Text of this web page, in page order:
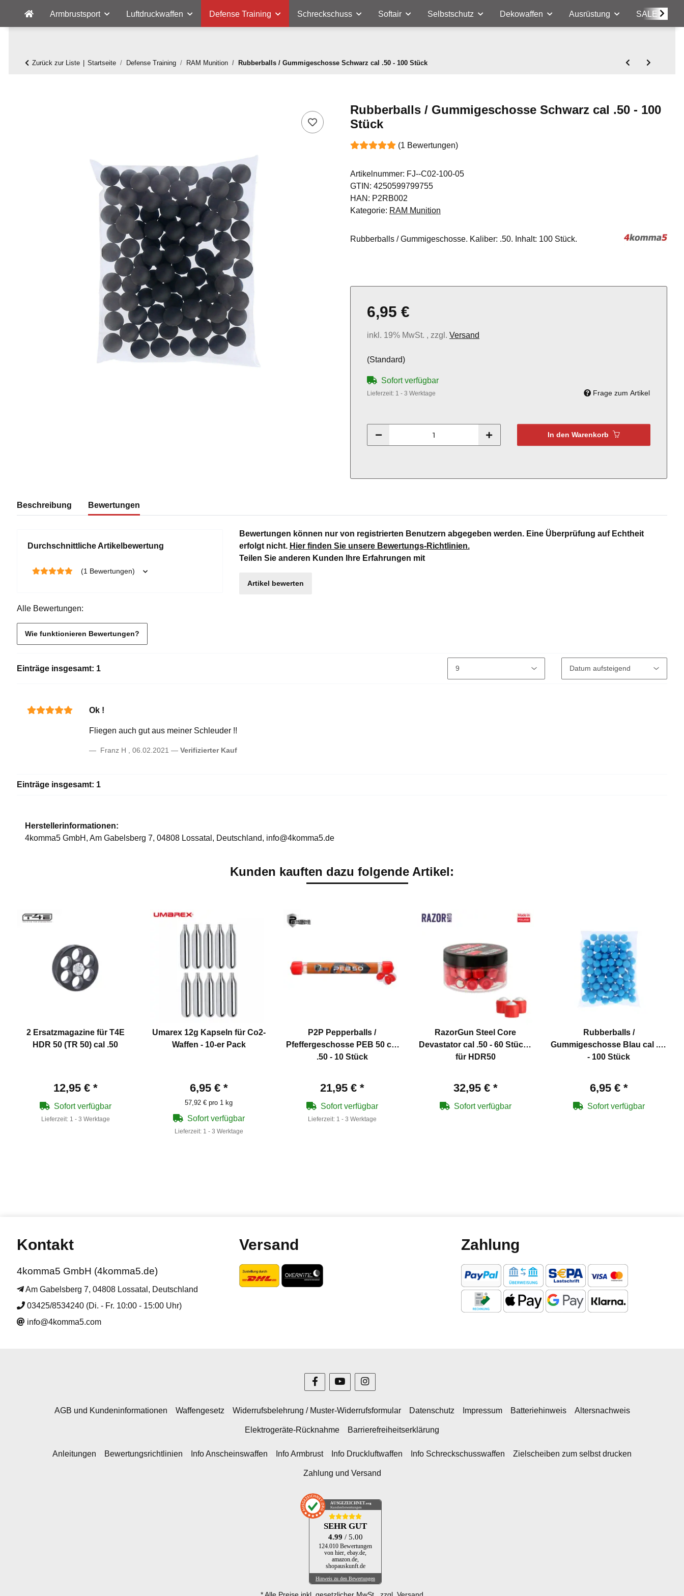
Armbrustsport Luftdruckwaffen Defense Training Schreckschuss Softair Selbstschutz Dekowaffen Ausrüstung SALE
Zurück zur Liste Startseite Defense Training RAM Munition Rubberballs / Gummigeschosse Schwarz cal .50 - 100 Stück
Rubberballs / Gummigeschosse Schwarz cal .50 - 100
Stück
(1 Bewertungen)
Artikelnummer: FJ--C02-100-05
GTIN: 4250599799755
HAN: P2RB002
Kategorie: RAM Munition
Rubberballs / Gummigeschosse. Kaliber: .50. Inhalt: 100 Stück.
6,95 €
inkl. 19% MwSt. , zzgl. Versand
(Standard)
Sofort verfügbar
Lieferzeit: 1 - 3 Werktage Frage zum Artikel
In den Warenkorb
Beschreibung Bewertungen
Durchschnittliche Artikelbewertung
(1 Bewertungen)
Bewertungen können nur von registrierten Benutzern abgegeben werden. Eine Überprüfung auf Echtheit
erfolgt nicht. Hier finden Sie unsere Bewertungs-Richtlinien.
Teilen Sie anderen Kunden Ihre Erfahrungen mit
Artikel bewerten
Alle Bewertungen:
Wie funktionieren Bewertungen?
Einträge insgesamt: 1
Ok !
Fliegen auch gut aus meiner Schleuder !!
Franz H 06.02.2021 Verifizierter Kauf
Einträge insgesamt: 1
Herstellerinformationen:
4komma5 GmbH, Am Gabelsberg 7, 04808 Lossatal, Deutschland, info@4komma5.de
Kunden kauften dazu folgende Artikel:
2 Ersatzmagazine für T4E
HDR 50 (TR 50) cal .50
12,95 € *
Sofort verfügbar
Lieferzeit: 1 - 3 Werktage
Umarex 12g Kapseln für Co2-
Waffen - 10-er Pack
6,95 € *
57,92 € pro 1 kg
Sofort verfügbar
Lieferzeit: 1 - 3 Werktage
P2P Pepperballs /
Pfeffergeschosse PEB 50 cal
.50 - 10 Stück
21,95 € *
Sofort verfügbar
Lieferzeit: 1 - 3 Werktage
RazorGun Steel Core
Devastator cal .50 - 60 Stück -
für HDR50
32,95 € *
Sofort verfügbar
Rubberballs /
Gummigeschosse Blau cal .50
- 100 Stück
6,95 € *
Sofort verfügbar
Kontakt
4komma5 GmbH (4komma5.de)
Am Gabelsberg 7, 04808 Lossatal, Deutschland
03425/8534240 (Di. - Fr. 10:00 - 15:00 Uhr)
info@4komma5.com
Versand Zahlung
AGB und Kundeninformationen Waffengesetz Widerrufsbelehrung / Muster-Widerrufsformular Datenschutz Impressum Batteriehinweis Altersnachweis
Elektrogeräte-Rücknahme Barrierefreiheitserklärung
Anleitungen Bewertungsrichtlinien Info Anscheinswaffen Info Armbrust Info Druckluftwaffen Info Schreckschusswaffen Zielscheiben zum selbst drucken
Zahlung und Versand
AUSGEZEICHNET .org
Kundenbewertungen
SEHR GUT
4.99 / 5.00
124.010 Bewertungen
von hier, ebay.de,
amazon.de,
shopauskunft.de
Hinweis zu den Bewertungen
* Alle Preise inkl. gesetzlicher MwSt., zzgl. Versand